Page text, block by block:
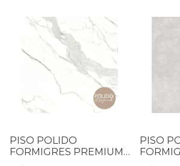
PISO POLIDO
FORMIGRES PREMIUM
PISO